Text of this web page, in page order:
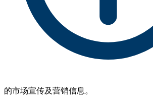
的市场宣传及营销信息。